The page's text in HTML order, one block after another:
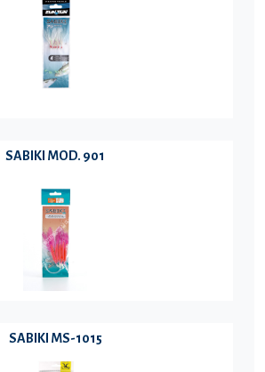
SABIKI MOD. 901
SABIKI MS-1015